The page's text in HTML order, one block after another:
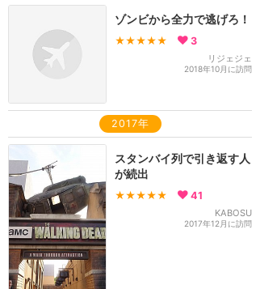
ゾンビから全力で逃げろ！
★★★★★ 3
リジェジェ
2018年10月に訪問
2017年
スタンバイ列で引き返す人
が続出
★★★★★ 41
KABOSU
2017年12月に訪問